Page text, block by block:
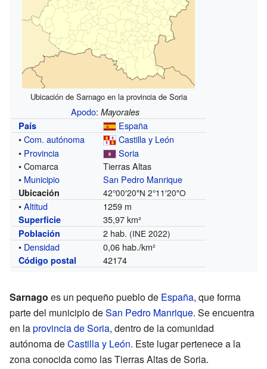
Ubicación de Sarnago en la provincia de Soria
Apodo: Mayorales
País
España
•Com. autónoma
Castilla y León
• Provincia
Soria
• Comarca
Tierras Altas
• Municipio San Pedro Manrique
Ubicación 42°00′20″N 2°11′20″O
•Altitud 1259 m
Superficie 35,97 km²
Población 2 hab. (INE 2022)
• Densidad 0,06 hab./km²
Código postal 42174
Sarnago es un pequeño pueblo de España, que forma
parte del municipio deSan Pedro Manrique. Se encuentra
en laprovincia de Soria, dentro de la comunidad
autónoma deCastilla y León. Este lugar pertenece a la
zona conocida como las Tierras Altas de Soria.